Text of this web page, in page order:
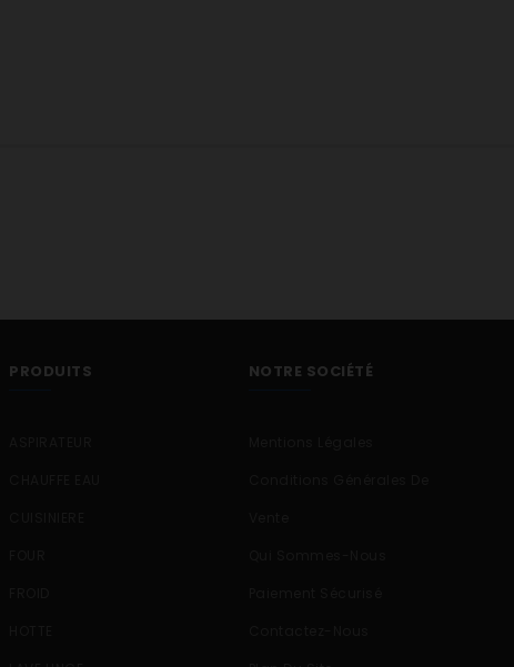
PRODUITS NOTRE SOCIÉTÉ